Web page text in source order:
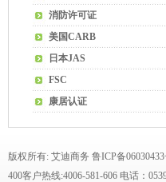
消防许可证
美国CARB
日本JAS
FSC
康居认证
版权所有: 艾迪商务 鲁ICP备
400客户热线:4006-581-606 电话：